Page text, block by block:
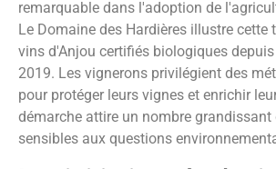
remarquable dans l'adoption de
Le Domaine des Hardières illustre cette
vins d'Anjou certifiés biologiques
2019. Les vignerons privilégient des
pour protéger leurs vignes et enrichir
démarche attire un nombre
sensibles aux questions